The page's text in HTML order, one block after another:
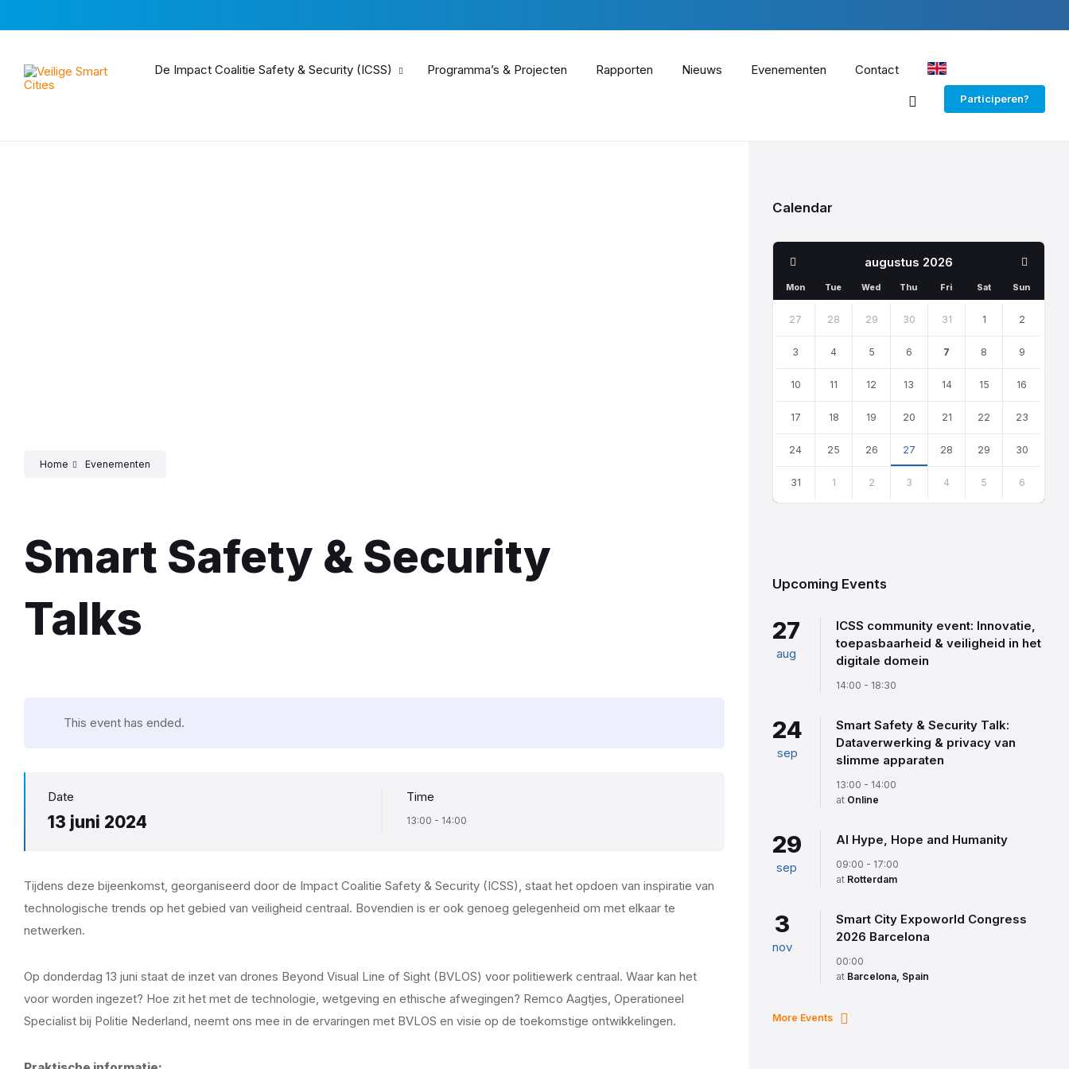
content
main
footer
De Impact Coalitie Safety & Security (ICSS) Programma’s & Projecten Rapporten Nieuws Evenementen Contact EN
Participeren?
Home Evenementen
Smart Safety & Security
Talks
This event has ended.
Date
13 juni 2024
Time
13:00 - 14:00
Tijdens deze bijeenkomst, georganiseerd door de Impact Coalitie Safety & Security (ICSS), staat het opdoen van inspiratie van
technologische trends op het gebied van veiligheid centraal. Bovendien is er ook genoeg gelegenheid om met elkaar te
netwerken.
Op donderdag 13 juni staat de inzet van drones Beyond Visual Line of Sight (BVLOS) voor politiewerk centraal. Waar kan het
voor worden ingezet? Hoe zit het met de technologie, wetgeving en ethische afwegingen? Remco Aagtjes, Operationeel
Specialist bij Politie Nederland, neemt ons mee in de ervaringen met BVLOS en visie op de toekomstige ontwikkelingen.
Calendar
augustus 2026
Previous
Month
Next
Month
Mon Tue Wed Thu Fri Sat Sun
calendar
27 28 29 30 31 1 2
3 4 5 6 7 8 9
10 11 12 13 14 15 16
17 18 19 20 21 22 23
24 25 26 27 28 29 30
31 1 2 3 4 5 6
Upcoming Events
27
aug
ICSS community event: Innovatie,
toepasbaarheid & veiligheid in het
digitale domein
14:00 - 18:30
24
sep
Smart Safety & Security Talk:
Dataverwerking & privacy van
slimme apparaten
13:00 - 14:00
at Online
29
sep
AI Hype, Hope and Humanity
09:00 - 17:00
at Rotterdam
3
nov
Smart City Expoworld Congress
2026 Barcelona
00:00
at Barcelona, Spain
More Events